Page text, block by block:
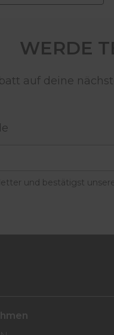
WERDE
auf deine
und bestätigst